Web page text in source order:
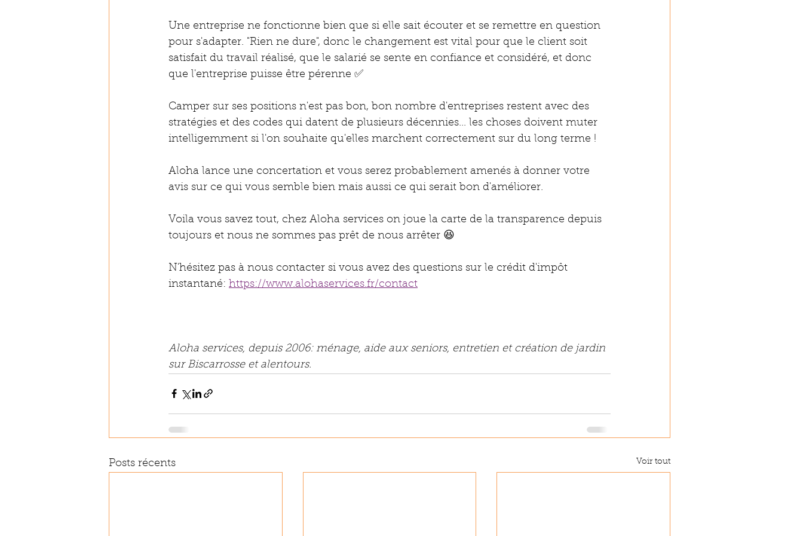
Une entreprise ne fonctionne bien que si elle sait écouter et se remettre en question
pour s'adapter. "Rien ne dure", donc le changement est vital pour que le client soit
satisfait du travail réalisé, que le salarié se sente en confiance et considéré, et donc
que l'entreprise puisse être pérenne ✅
Camper sur ses positions n'est pas bon, bon nombre d'entreprises restent avec des
stratégies et des codes qui datent de plusieurs décennies... les choses doivent muter
intelligemment si l'on souhaite qu'elles marchent correctement sur du long terme !
Aloha lance une concertation et vous serez probablement amenés à donner votre
avis sur ce qui vous semble bien mais aussi ce qui serait bon d'améliorer.
Voila vous savez tout, chez Aloha services on joue la carte de la transparence depuis
toujours et nous ne sommes pas prêt de nous arrêter 😆
N'hésitez pas à nous contacter si vous avez des questions sur le crédit d'impôt
instantané: https://www.alohaservices.fr/contact
Aloha services, depuis 2006: ménage, aide aux seniors, entretien et création de jardin
sur Biscarrosse et alentours.
Posts récents Voir tout